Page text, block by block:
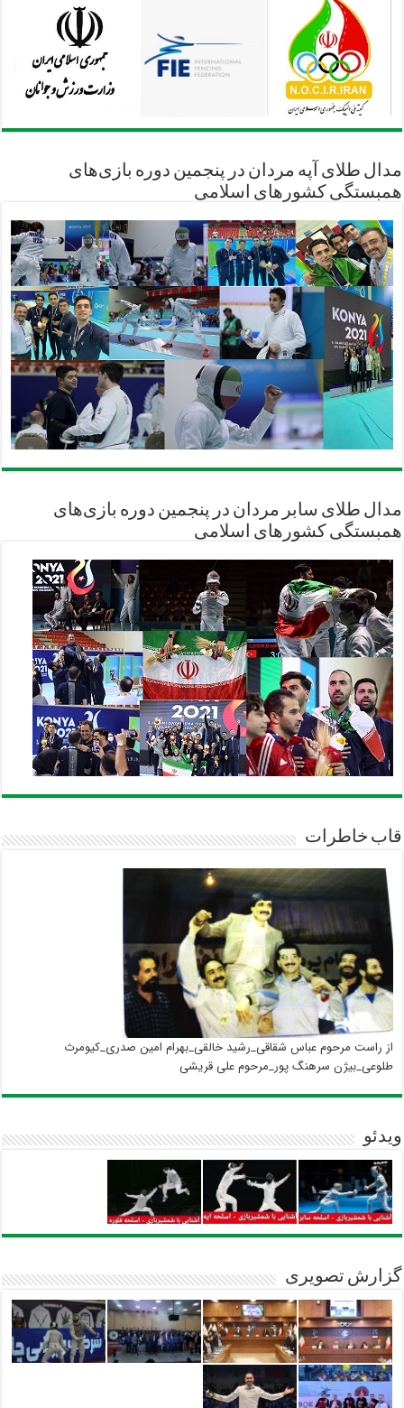
مدال طلای آپه مردان در پنجمین دوره بازی‌های
همبستگی کشورهای اسلامی
مدال طلای سابر مردان در پنجمین دوره بازی‌های
همبستگی کشورهای اسلامی
قاب خاطرات
از راست مرحوم عباس شقاقی_رشید خالقی_بهرام امین صدری_کیومرث
طلوعی_بیژن سرهنگ پور_مرحوم علی قریشی
ویدئو
گزارش تصویری